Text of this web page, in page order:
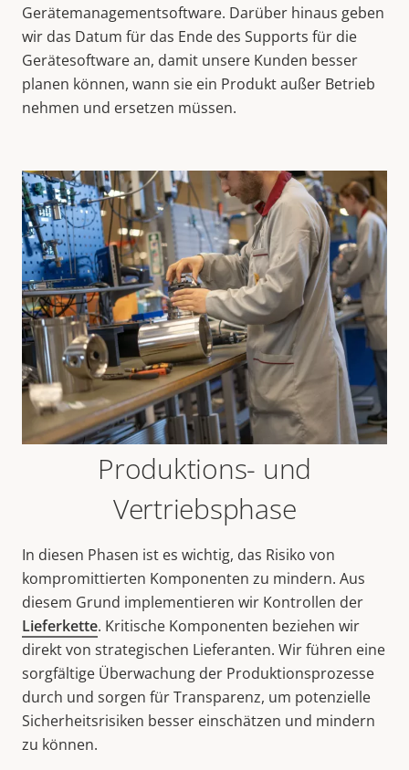
Gerätemanagementsoftware. Darüber hinaus geben
wir das Datum für das Ende des Supports für die
Gerätesoftware an, damit unsere Kunden besser
planen können, wann sie ein Produkt außer Betrieb
nehmen und ersetzen müssen.
Produktions- und
Vertriebsphase
In diesen Phasen ist es wichtig, das Risiko von
kompromittierten Komponenten zu mindern. Aus
diesem Grund implementieren wir Kontrollen der
Lieferkette. Kritische Komponenten beziehen wir
direkt von strategischen Lieferanten. Wir führen eine
sorgfältige Überwachung der Produktionsprozesse
durch und sorgen für Transparenz, um potenzielle
Sicherheitsrisiken besser einschätzen und mindern
zu können.